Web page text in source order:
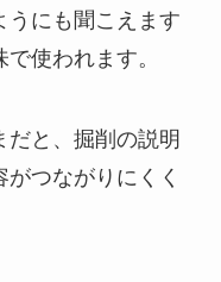
うにも聞こえます
使われます。
だと、掘削の説明
つながりにくく